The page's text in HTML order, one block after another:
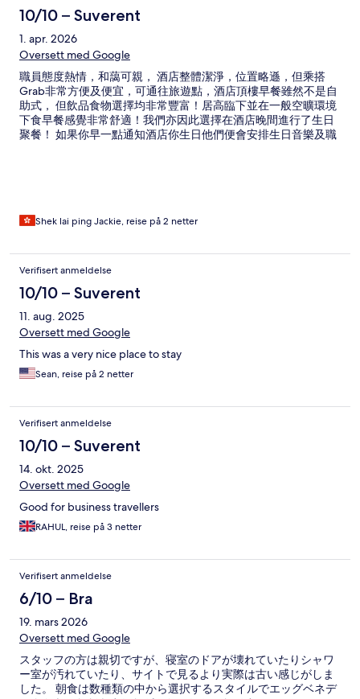
10/10 – Suverent
1. apr. 2026
Oversett med Google
職員態度熱情，和藹可親， 酒店整體潔淨，位置略遜，但乘搭
Grab非常方便及便宜，可通往旅遊點，酒店頂樓早餐雖然不是自
助式， 但飲品食物選擇均非常豐富！居高臨下並在一般空曠環境
下食早餐感覺非常舒適！我們亦因此選擇在酒店晚間進行了生日
聚餐！ 如果你早一點通知酒店你生日他們便會安排生日音樂及職
Shek lai ping Jackie, reise på 2 netter
Verifisert anmeldelse
10/10 – Suverent
11. aug. 2025
Oversett med Google
This was a very nice place to stay
Sean, reise på 2 netter
Verifisert anmeldelse
10/10 – Suverent
14. okt. 2025
Oversett med Google
Good for business travellers
RAHUL, reise på 3 netter
Verifisert anmeldelse
6/10 – Bra
19. mars 2026
Oversett med Google
スタッフの方は親切ですが、寝室のドアが壊れていたりシャワ
ー室が汚れていたり、サイトで見るより実際は古い感じがしま
した。 朝食は数種類の中から選択するスタイルでエッグベネデ